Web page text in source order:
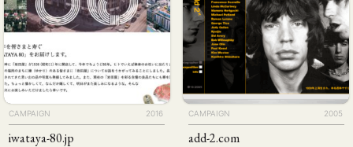
CAMPAIGN 2016
iwataya-80.jp
CAMPAIGN 2005
add-2.com